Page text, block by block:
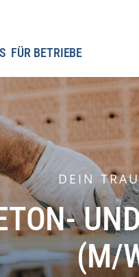
FÜR BETRIEBE
DEIN
(M/